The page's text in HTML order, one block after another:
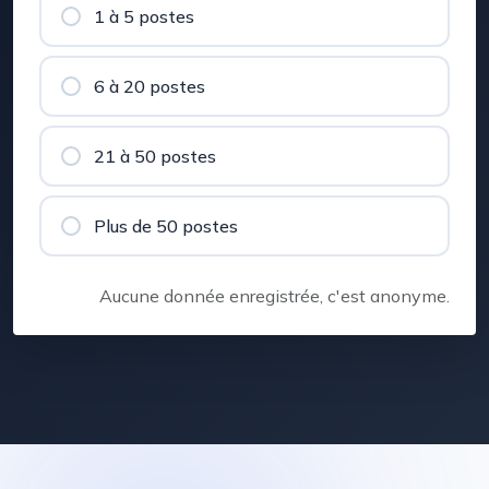
1 à 5 postes
6 à 20 postes
21 à 50 postes
Plus de 50 postes
Aucune donnée enregistrée, c'est anonyme.